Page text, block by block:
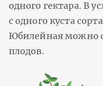
одного гектара. В
с одного куста
Юбилейная можно
плодов.